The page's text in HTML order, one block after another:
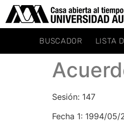
BUSCADOR LISTA
Sesión: 147
Fecha 1: 1994/05/